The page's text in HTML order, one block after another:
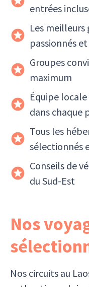
entrées
Les meilleurs
passionnés
Groupes
maximum
Équipe
dans chaque
Tous les
sélectionnés
Conseils de
du Sud-Est
Nos
Nos circuits au